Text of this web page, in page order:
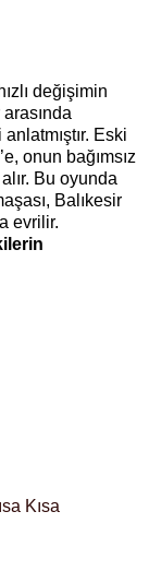
değişimin
Eski
onun bağımsız
Bu oyunda
Balıkesir
evrilir.
Kısa